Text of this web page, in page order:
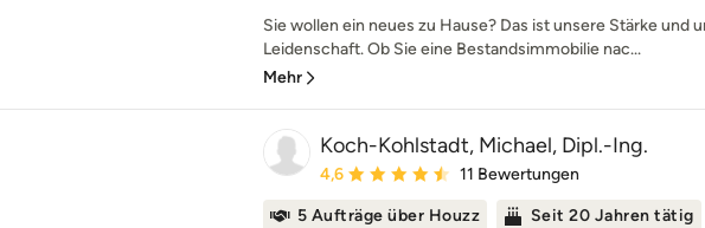
Sie wollen ein neues zu Hause? Das ist unsere Stärke und
Leidenschaft. Ob Sie eine Bestandsimmobilie nac...
Mehr
Koch-Kohlstadt, Michael, Dipl.-Ing.
Durchschnittliche Bewertung: 4.6 von 5 Sternen
4,6 11 Bewertungen
5 Aufträge über Houzz Seit 20 Jahren tätig